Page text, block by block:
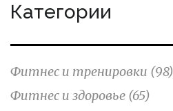
Категории
Фитнес и тренировки (98)
Фитнес и здоровье (65)